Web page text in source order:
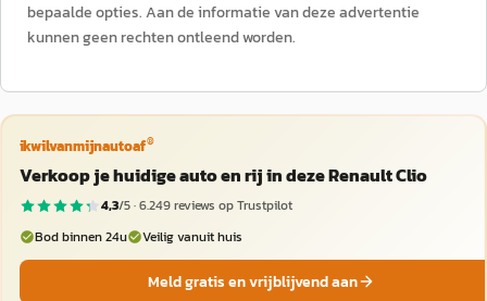
bepaalde opties. Aan de informatie van deze advertentie
kunnen geen rechten ontleend worden.
ikwilvanmijnautoaf®
Verkoop je huidige auto en rij in deze Renault Clio
4,3/5 ·6.249reviews op Trustpilot
Bod binnen 24u
Veilig vanuit huis
Meld gratis en vrijblijvend aan